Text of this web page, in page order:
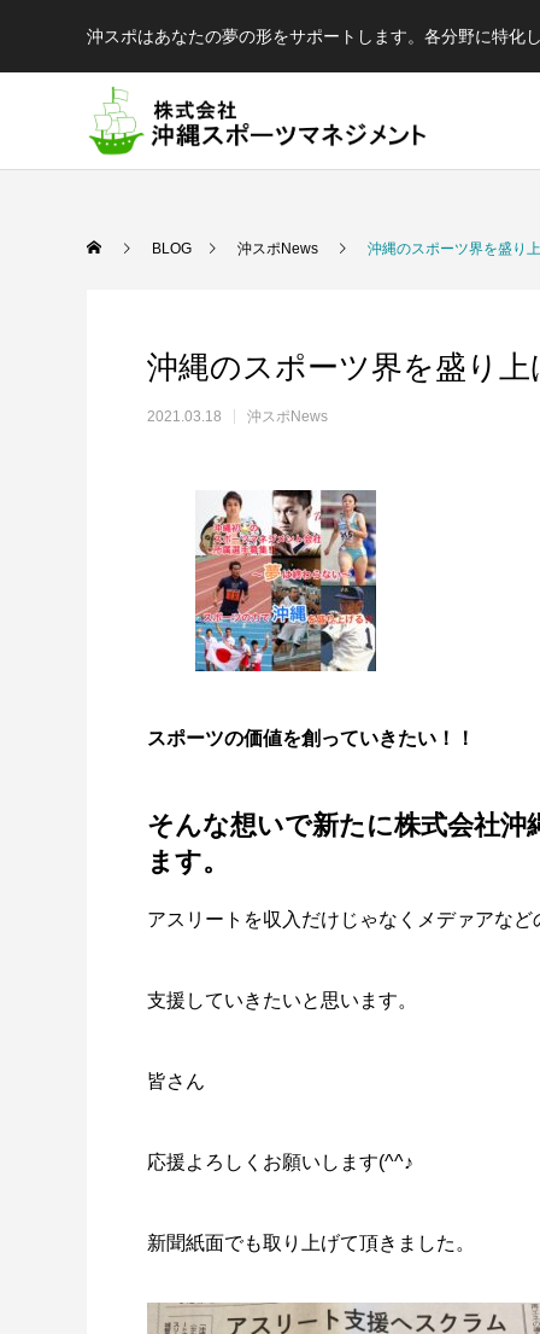
沖スポはあなたの夢の形をサポートします。各分野に特化
陸
結果が出るとは限らない、でも才能が全て
ではない！
BLOG 沖スポNews 沖縄のスポーツ界を盛り
沖縄のスポーツ界を盛り
2021.03.18 沖スポNews
スポーツの価値を創っていきたい！！
そんな想いで新たに株式会社沖
ます。
アスリートを収入だけじゃなくメデァアな
支援していきたいと思います。
皆さん
応援よろしくお願いします(^^♪
新聞紙面でも取り上げて頂きました。